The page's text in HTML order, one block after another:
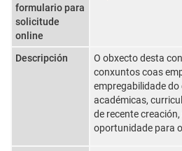
formulario para
solicitude
online
Descripción
O obxecto desta
conxuntos coas
empregabilidade
académicas,
de recente
oportunidade para